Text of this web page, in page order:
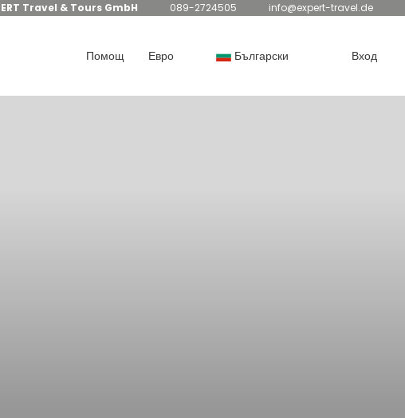
Travel & Tours GmbH 089-2724505 info@expert-travel.de
Помощ Евро Български Вход